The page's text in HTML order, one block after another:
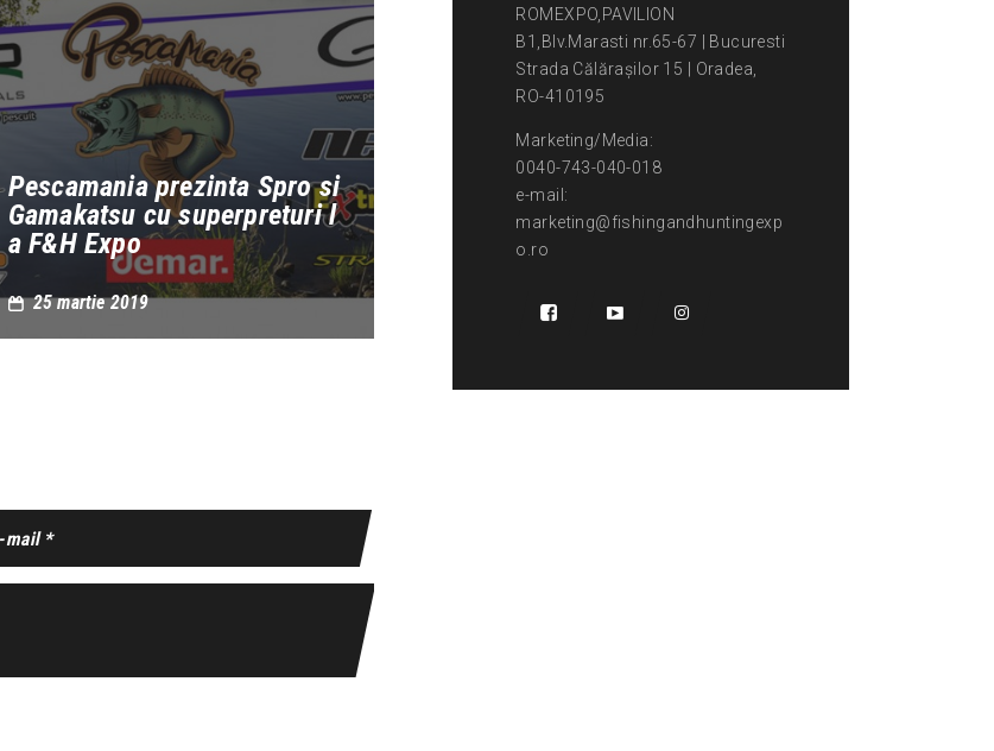
Pescamania prezinta Spro si
Gamakatsu cu superpreturi l
a F&H Expo
25 martie 2019
ROMEXPO,PAVILION
B1,Blv.Marasti nr.65-67 | Bucuresti
Strada Călărașilor 15 | Oradea,
RO-410195
Marketing/Media:
0040-743-040-018
e-mail:
marketing@fishingandhuntingexp
o.ro